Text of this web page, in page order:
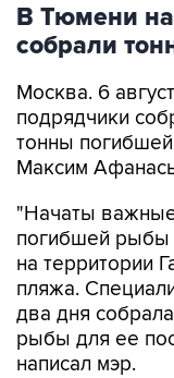
В Тюмени на
собрали
Москва. 6
подрядчики
тонны
Максим
"Начаты
погибшей рыбы
на территории
пляжа.
два дня
рыбы для ее
написал мэр.